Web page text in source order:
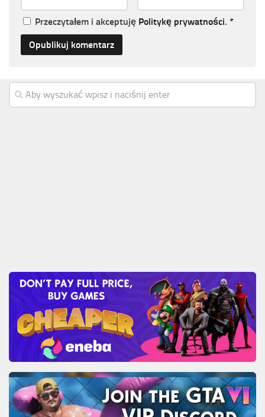
Przeczytałem i akceptuję Politykę prywatności. *